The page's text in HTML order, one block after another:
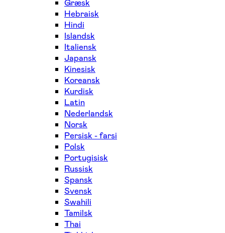
Græsk
Hebraisk
Hindi
Islandsk
Italiensk
Japansk
Kinesisk
Koreansk
Kurdisk
Latin
Nederlandsk
Norsk
Persisk - farsi
Polsk
Portugisisk
Russisk
Spansk
Svensk
Swahili
Tamilsk
Thai